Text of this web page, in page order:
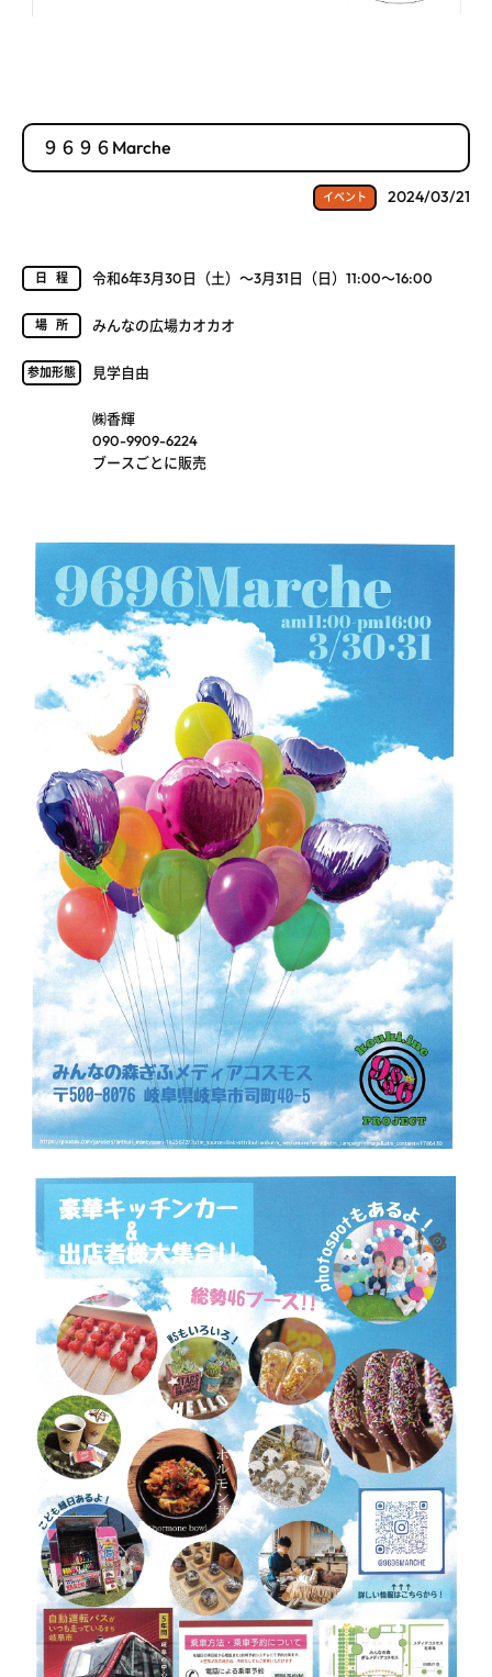
９６９６Marche
イベント 2024/03/21
日程 令和6年3月30日（土）～3月31日（日）11:00～16:00
場所 みんなの広場カオカオ
参加形態 見学自由
㈱香輝
090-9909-6224
ブースごとに販売